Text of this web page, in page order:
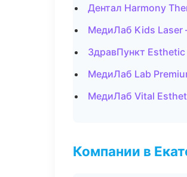
Дентал Harmony
МедиЛаб Kids
ЗдравПункт
МедиЛаб Lab
МедиЛаб Vital
Компании в